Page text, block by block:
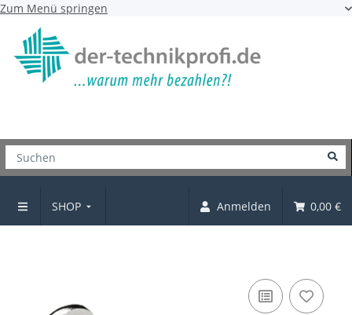
Zum Menü springen
SHOP Anmelden 0,00 €
Verbindungsschraube